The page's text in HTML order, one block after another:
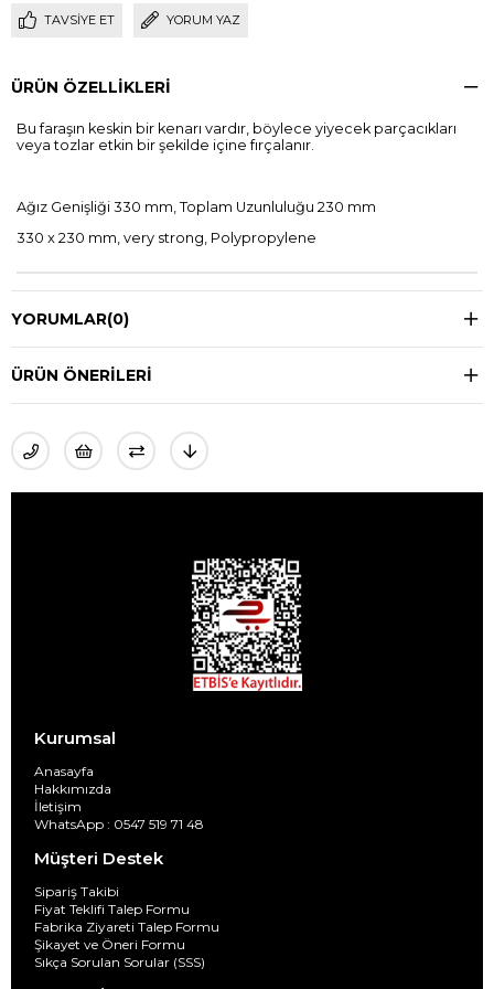
TAVSIYE ET YORUM YAZ
ÜRÜN ÖZELLIKLERI
Bu faraşın keskin bir kenarı vardır, böylece yiyecek parçacıkları
veya tozlar etkin bir şekilde içine fırçalanır.
Ağız Genişliği 330 mm, Toplam Uzunluluğu 230 mm
330 x 230 mm, very strong, Polypropylene
YORUMLAR(0)
ÜRÜN ÖNERILERI
Kurumsal
Anasayfa
Hakkımızda
İletişim
WhatsApp : 0547 519 71 48
Müşteri Destek
Sipariş Takibi
Fiyat Teklifi Talep Formu
Fabrika Ziyareti Talep Formu
Şikayet ve Öneri Formu
Sıkça Sorulan Sorular (SSS)